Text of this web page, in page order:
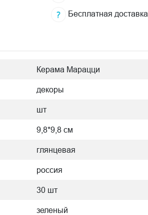
Бесплатная доставка
Керама Марацци
декоры
шт
9,8*9,8 см
глянцевая
россия
30 шт
зеленый